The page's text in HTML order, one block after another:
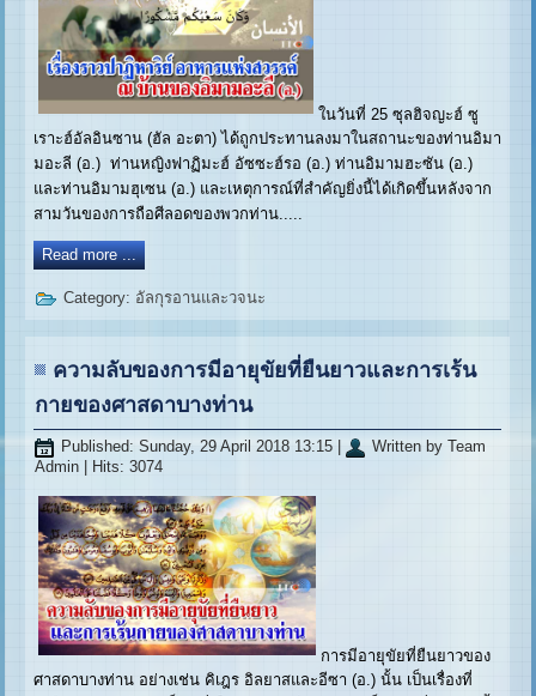
ในวันที่ 25 ซุลฮิจญะฮ์ ซู
เราะฮ์อัลอินซาน (ฮัล อะตา) ได้ถูกประทานลงมาในสถานะของท่านอิมา
มอะลี (อ.) ท่านหญิงฟาฏิมะฮ์ อัซซะฮ์รอ (อ.) ท่านอิมามฮะซัน (อ.)
และท่านอิมามฮุเซน (อ.) และเหตุการณ์ที่สำคัญยิ่งนี้ได้เกิดขึ้นหลังจาก
สามวันของการถือศีลอดของพวกท่าน.....
Read more ...
Category: อัลกุรอานและวจนะ
ความลับของการมีอายุขัยที่ยืนยาวและการเร้น
กายของศาสดาบางท่าน
Published: Sunday, 29 April 2018 13:15
Written by Team
Admin | Hits: 3074
การมีอายุขัยที่ยืนยาวของ
ศาสดาบางท่าน อย่างเช่น คิเฎร อิลยาสและอีซา (อ.) นั้น เป็นเรื่องที่